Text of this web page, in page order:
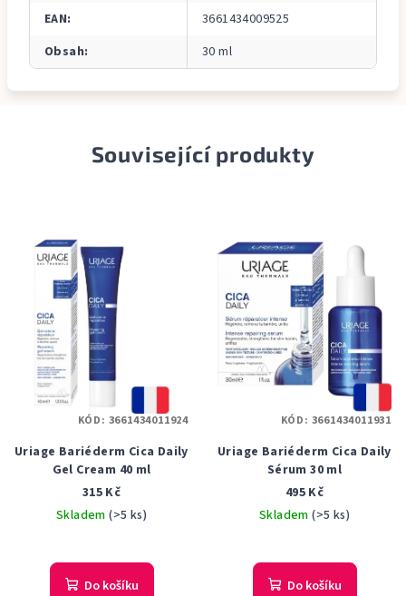
EAN:
3661434009525
Obsah: 30 ml
Související produkty
Uriage Bariéderm Cica Daily
Gel Cream 40 ml
315 Kč
Skladem(>5 ks)
Do košíku
KÓD: 3661434011924
Uriage Bariéderm Cica Daily
Sérum 30 ml
495 Kč
Skladem(>5 ks)
hodnocení
produktu
Do košíku
KÓD: 3661434011931